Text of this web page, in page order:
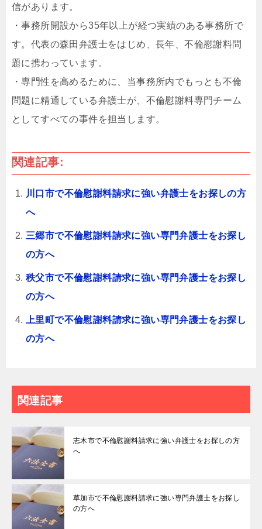
信があります。
・事務所開設から35年以上が経つ実績のある事務所で
す。代表の森田弁護士をはじめ、長年、不倫慰謝料問
題に携わっています。
・専門性を高めるために、当事務所内でもっとも不倫
問題に精通している弁護士が、不倫慰謝料専門チーム
としてすべての事件を担当します。
関連記事:
川口市で不倫慰謝料請求に強い弁護士をお探しの方
へ
三郷市で不倫慰謝料請求に強い専門弁護士をお探し
の方へ
秩父市で不倫慰謝料請求に強い専門弁護士をお探し
の方へ
上里町で不倫慰謝料請求に強い専門弁護士をお探し
の方へ
関連記事
志木市で不倫慰謝料請求に強い弁護士をお探しの方
へ
草加市で不倫慰謝料請求に強い専門弁護士をお探し
の方へ